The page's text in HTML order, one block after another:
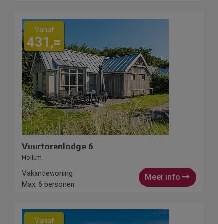
Vanaf
431,=
Vuurtorenlodge 6
Hollum
Meer info
Vakantiewoning
Max. 6 personen
Vanaf